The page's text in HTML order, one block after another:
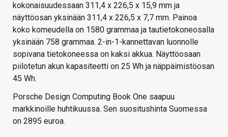
kokonaisuudessaan 311,4 x 226,5 x 15,9 mm ja
näyttöosan yksinään 311,4 x 226,5 x 7,7 mm. Painoa
koko komeudella on 1580 grammaa ja tautietokoneosalla
yksinään 758 grammaa. 2-in-1-kannettavan luonnolle
sopivana tietokoneessa on kaksi akkua. Näyttöosaan
piilotetun akun kapasiteetti on 25 Wh ja näppäimistöosan
45 Wh.
Porsche Design Computing Book One saapuu
markkinoille huhtikuussa. Sen suositushinta Suomessa
on 2895 euroa.